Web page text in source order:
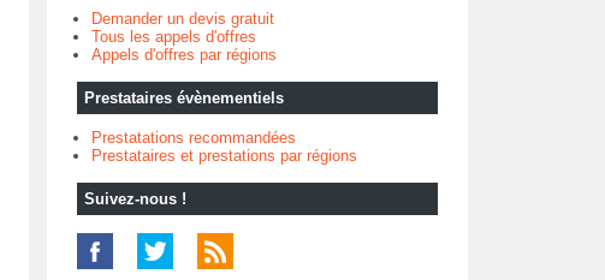
Demander un devis gratuit
Tous les appels d'offres
Appels d'offres par régions
Prestataires évènementiels
Prestatations recommandées
Prestataires et prestations par régions
Suivez-nous !